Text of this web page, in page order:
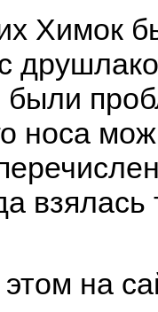
Химок
были
носа
на